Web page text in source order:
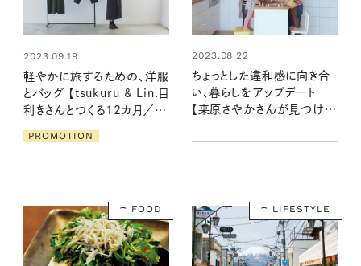
2023.09.19
軽やかに旅するための、洋服
とバッグ 【tsukuru & Lin.目
利きさんとつくる12カ月／柳
PROMOTION
2023.08.22
ちょっとした違和感に向き合
い、暮らしをアップデート
【桒原さやかさんが見つけ
vol.3】
FOOD LIFESTYLE